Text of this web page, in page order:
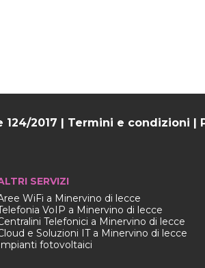
2017 | Termini e condizioni |
SERVIZI
WiFi a Minervino di lecce
VoIP a Minervino di lecce
Telefonici a Minervino di lecce
e Soluzioni IT a Minervino di lecce
fotovoltaici